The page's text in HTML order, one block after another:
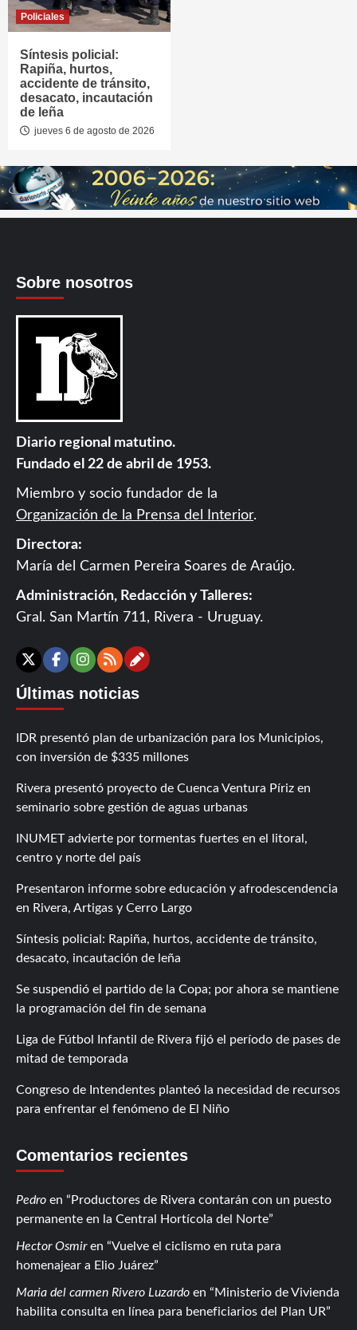
Policiales
Síntesis policial:
Rapiña, hurtos,
accidente de tránsito,
desacato, incautación
de leña
jueves 6 de agosto de 2026
Sobre nosotros
Diario regional matutino.
Fundado el 22 de abril de 1953.
Miembro y socio fundador de la
Organización de la Prensa del Interior.
Directora:
María del Carmen Pereira Soares de Araújo.
Administración, Redacción y Talleres:
Gral. San Martín 711, Rivera - Uruguay.
X Facebook
Instagram
RSSContáctanos
Últimas noticias
IDR presentó plan de urbanización para los Municipios,
con inversión de $335 millones
Rivera presentó proyecto de Cuenca Ventura Píriz en
seminario sobre gestión de aguas urbanas
INUMET advierte por tormentas fuertes en el litoral,
centro y norte del país
Presentaron informe sobre educación y afrodescendencia
en Rivera, Artigas y Cerro Largo
Síntesis policial: Rapiña, hurtos, accidente de tránsito,
desacato, incautación de leña
Se suspendió el partido de la Copa; por ahora se mantiene
la programación del fin de semana
Liga de Fútbol Infantil de Rivera fijó el período de pases de
mitad de temporada
Congreso de Intendentes planteó la necesidad de recursos
para enfrentar el fenómeno de El Niño
Comentarios recientes
Pedro en
Productores de Rivera contarán con un puesto
permanente en la Central Hortícola del Norte
Hector Osmiren
Vuelve el ciclismo en ruta para
homenajear a Elio Juárez
Maria del carmen Rivero Luzardo en
Ministerio de Vivienda
habilita consulta en línea para beneficiarios del Plan UR